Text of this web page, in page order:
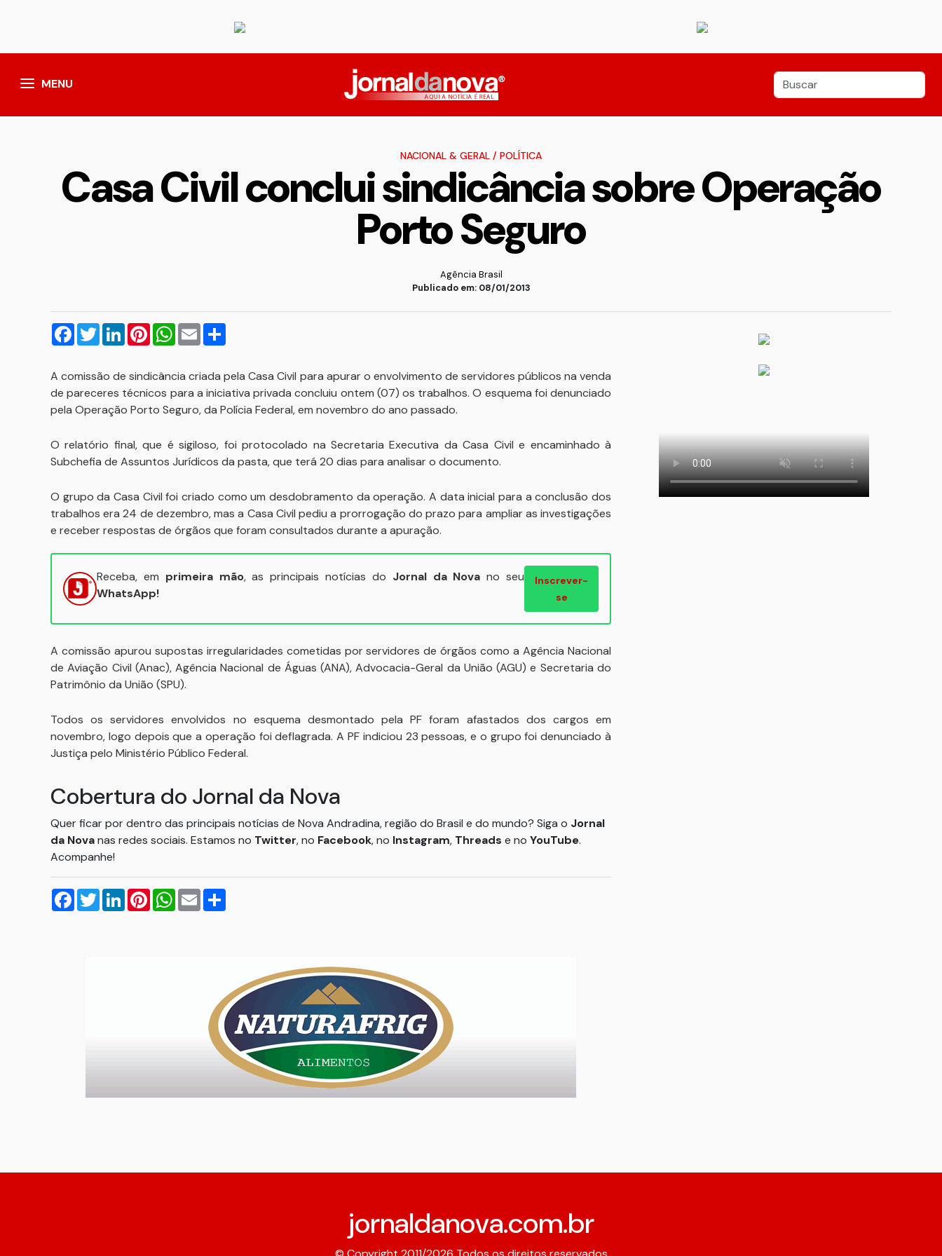
MENU
NACIONAL & GERAL / POLÍTICA
Casa Civil conclui sindicância sobre Operação
Porto Seguro
Agência Brasil
Publicado em: 08/01/2013
Facebook
TwitterLinkedInPinterestWhatsApp
Email
A comissão de sindicância criada pela Casa Civil para apurar o envolvimento de servidores públicos na venda
de pareceres técnicos para a iniciativa privada concluiu ontem (07) os trabalhos. O esquema foi denunciado
pela Operação Porto Seguro, da Polícia Federal, em novembro do ano passado.
O relatório final, que é sigiloso, foi protocolado na Secretaria Executiva da Casa Civil e encaminhado à
Subchefia de Assuntos Jurídicos da pasta, que terá 20 dias para analisar o documento.
O grupo da Casa Civil foi criado como um desdobramento da operação. A data inicial para a conclusão dos
trabalhos era 24 de dezembro, mas a Casa Civil pediu a prorrogação do prazo para ampliar as investigações
e receber respostas de órgãos que foram consultados durante a apuração.
Receba, em primeira mão, as principais notícias do Jornal da Nova no seu
WhatsApp!
Inscrever-
se
A comissão apurou supostas irregularidades cometidas por servidores de órgãos como a Agência Nacional
de Aviação Civil (Anac), Agência Nacional de Águas (ANA), Advocacia-Geral da União (AGU) e Secretaria do
Patrimônio da União (SPU).
Todos os servidores envolvidos no esquema desmontado pela PF foram afastados dos cargos em
novembro, logo depois que a operação foi deflagrada. A PF indiciou 23 pessoas, e o grupo foi denunciado à
Justiça pelo Ministério Público Federal.
Cobertura do Jornal da Nova
Quer ficar por dentro das principais notícias de Nova Andradina, região do Brasil e do mundo? Siga o Jornal
da Novanas redes sociais. Estamos no Twitter, no Facebook, no Instagram, Threads e no YouTube.
Acompanhe!
Facebook
TwitterLinkedInPinterestWhatsApp
Email
jornaldanova.com.br